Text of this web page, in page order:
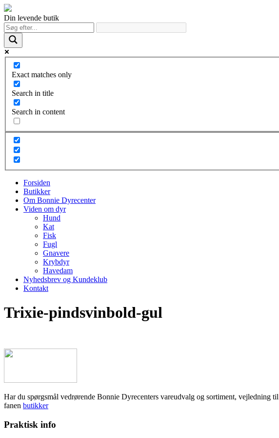
Din levende butik
Exact matches only
Search in title
Search in content
Forsiden
Butikker
Om Bonnie Dyrecenter
Viden om dyr
Hund
Kat
Fisk
Fugl
Gnavere
Krybdyr
Havedam
Nyhedsbrev og Kundeklub
Kontakt
Trixie-pindsvinbold-gul
Har du spørgsmål vedrørende Bonnie Dyrecenters vareudvalg og sortiment,
fanen butikker
Praktisk info